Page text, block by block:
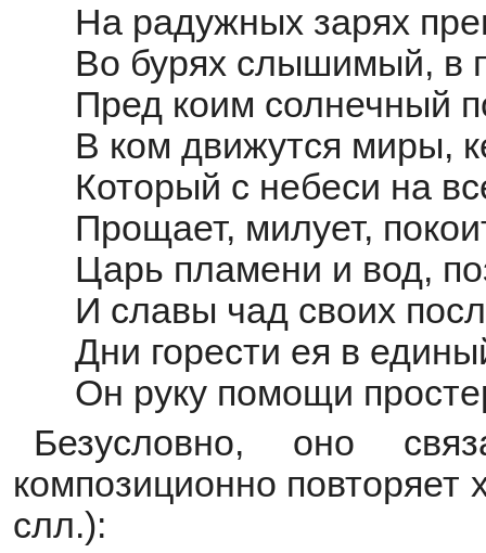
На радужных зарях
Во бурях слышимый, в
Пред коим солнечный
В ком движутся миры,
Который с небеси на
Прощает, милует,
Царь пламени и вод,
И славы чад своих
Дни горести ея в
Он руку помощи
Безусловно, оно
композиционно
слл.):